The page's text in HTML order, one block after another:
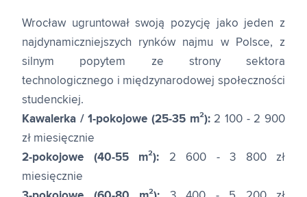
Wrocław ugruntował swoją pozycję jako jeden z
najdynamiczniejszych rynków najmu w Polsce, z
silnym popytem ze strony sektora
technologicznego i międzynarodowej społeczności
studenckiej.
Kawalerka / 1-pokojowe (25-35 m²):2 100 - 2 900
zł miesięcznie
2-pokojowe (40-55 m²): 2 600 - 3 800 zł
miesięcznie